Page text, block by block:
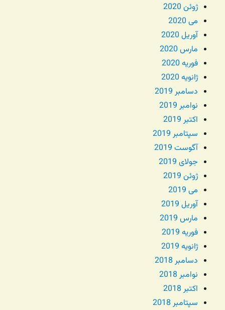
ژوئن 2020
می 2020
آوریل 2020
مارس 2020
فوریه 2020
ژانویه 2020
دسامبر 2019
نوامبر 2019
اکتبر 2019
سپتامبر 2019
آگوست 2019
جولای 2019
ژوئن 2019
می 2019
آوریل 2019
مارس 2019
فوریه 2019
ژانویه 2019
دسامبر 2018
نوامبر 2018
اکتبر 2018
سپتامبر 2018